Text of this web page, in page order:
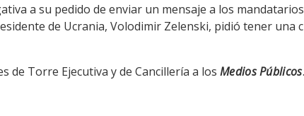
a su pedido de enviar un mensaje a los
de Ucrania, Volodimir Zelenski, pidió tener una
de Torre Ejecutiva y de Cancillería a los Medios Públicos